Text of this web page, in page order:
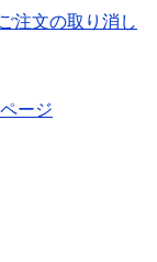
ご注文の取り消し
ージ